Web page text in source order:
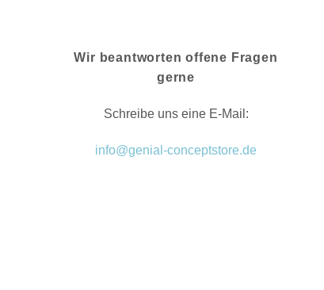
Wir beantworten offene Fragen
gerne
Schreibe uns eine E-Mail:
info@genial-conceptstore.de